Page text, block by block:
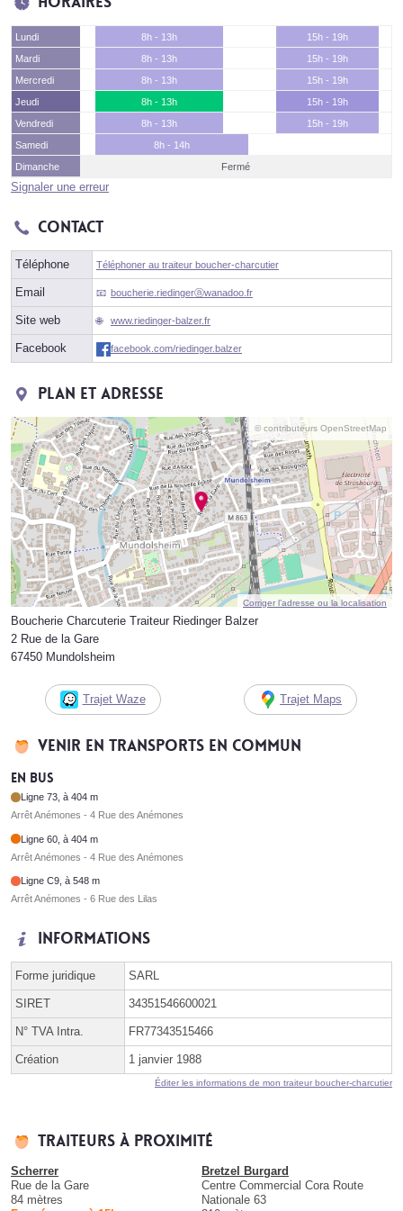
Lundi 8h - 13h
15h - 19h
Mardi
8h - 13h
15h - 19h
Mercredi
8h - 13h
15h - 19h
Jeudi
8h - 13h
15h - 19h
Vendredi
8h - 13h
15h - 19h
Samedi
8h - 14h
Dimanche
Fermé
Signaler une erreur
Contact
Téléphone Téléphoner au traiteur boucher-charcutier
Email boucherie.riedingerⓐwanadoo.fr
Site web www.riedinger-balzer.fr
Facebook facebook.com/riedinger.balzer
Plan et adresse
© contributeurs OpenStreetMap
Corriger l’adresse ou la localisation
Boucherie Charcuterie Traiteur Riedinger Balzer
2 Rue de la Gare
67450 Mundolsheim
Trajet Waze Trajet Maps
Venir en transports en commun
En bus
Ligne 73, à 404 m
Arrêt Anémones - 4 Rue des Anémones
Ligne 60, à 404 m
Arrêt Anémones - 4 Rue des Anémones
Ligne C9, à 548 m
Arrêt Anémones - 6 Rue des Lilas
Informations
Forme juridique SARL
SIRET 34351546600021
N° TVA Intra. FR77343515466
Création 1 janvier 1988
Éditer les informations de mon traiteur boucher-charcutier
Traiteurs à proximité
Scherrer
Rue de la Gare
84 mètres
Bretzel Burgard
Centre Commercial Cora Route
Nationale 63